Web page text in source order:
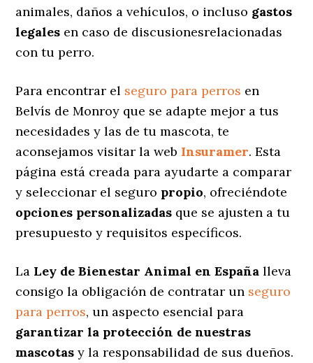
animales, daños a vehículos, o incluso gastos
legales en caso de discusionesrelacionadas
con tu perro.
Para encontrar el seguro para perros en
Belvís de Monroy que se adapte mejor a tus
necesidades y las de tu mascota, te
aconsejamos visitar la web Insuramer. Esta
página está creada para ayudarte a comparar
y seleccionar el seguro propio, ofreciéndote
opciones personalizadas que se ajusten a tu
presupuesto y requisitos específicos.
La Ley de Bienestar Animal en España lleva
consigo la obligación de contratar un seguro
para perros, un aspecto esencial para
garantizar la protección de nuestras
mascotas y la responsabilidad de sus dueños.